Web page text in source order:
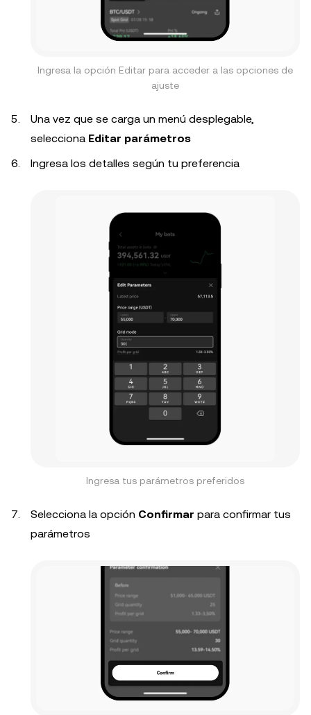
Ingresa la opción Editar para acceder a las opciones de
ajuste
Una vez que se carga un menú desplegable,
selecciona Editar parámetros
Ingresa los detalles según tu preferencia
Ingresa tus parámetros preferidos
Selecciona la opción Confirmar para confirmar tus
parámetros